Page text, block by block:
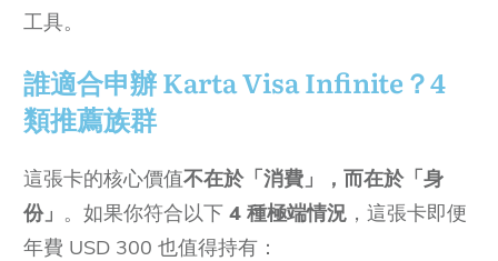
工具。
誰適合申辦 Karta Visa Infinite？4
類推薦族群
這張卡的核心價值不在於「消費」，而在於「身
份」 。如果你符合以下 4 種極端情況 ，這張卡即便
年費 USD 300 也值得持有：